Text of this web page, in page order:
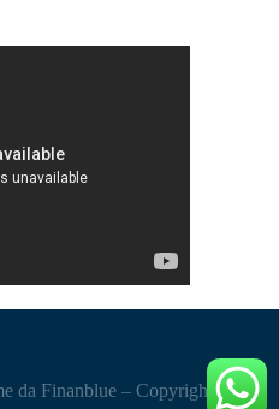
da Finanblue – Copyright